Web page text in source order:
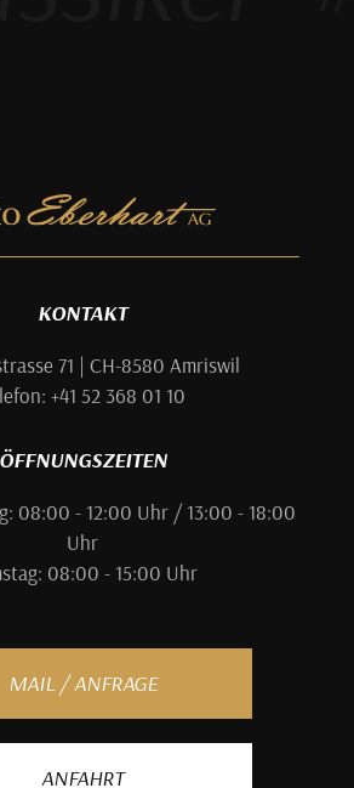
KONTAKT
71 | CH-8580 Amriswil
+41 52 368 01 10
ÖFFNUNGSZEITEN
08:00 - 12:00 Uhr / 13:00 - 18:00
Uhr
08:00 - 15:00 Uhr
MAIL / ANFRAGE
ANFAHRT